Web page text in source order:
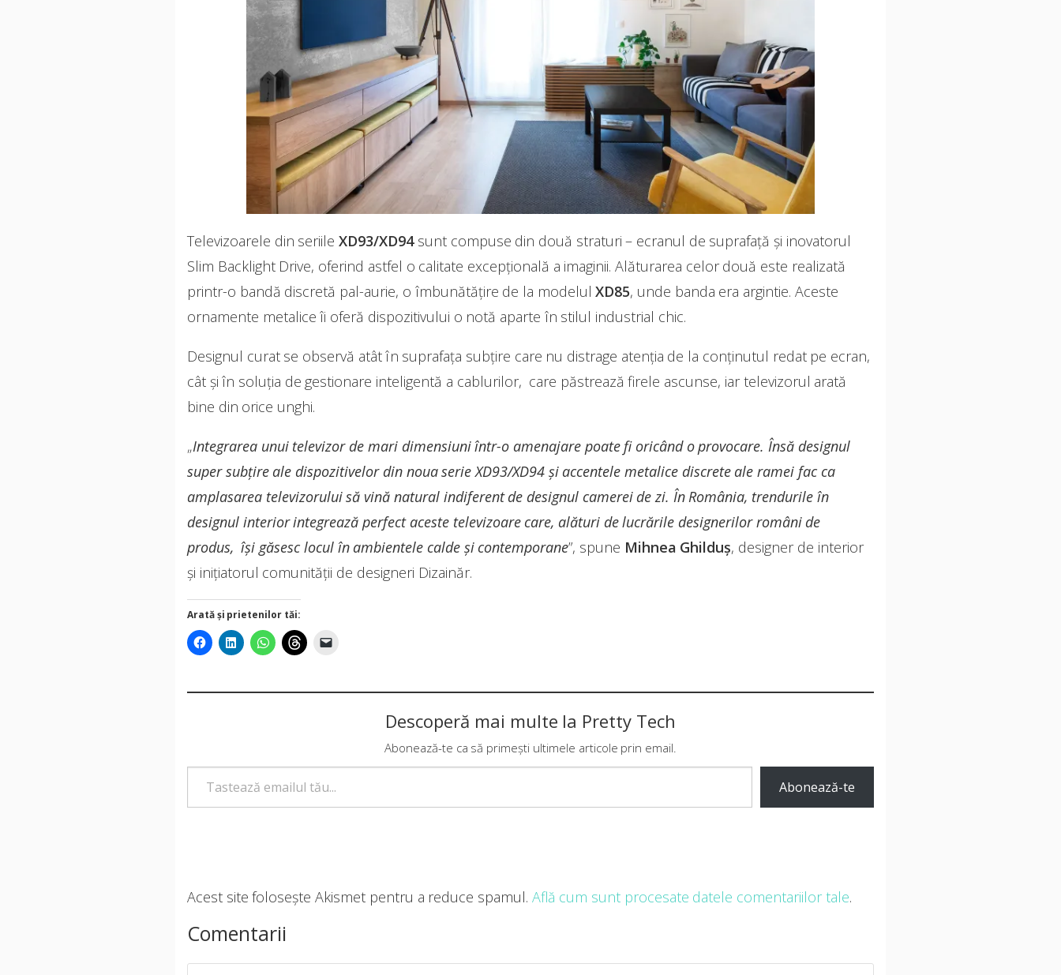
Televizoarele din seriileXD93/XD94 sunt compuse din două straturi – ecranul de suprafață și inovatorul
Slim Backlight Drive, oferind astfel o calitate excepțională a imaginii. Alăturarea celor două este realizată
printr-o bandă discretă pal-aurie, o îmbunătățire de la modelulXD85, unde banda era argintie. Aceste
ornamente metalice îi oferă dispozitivului o notă aparte în stilul industrial chic.
Designul curat se observă atât în suprafaţa subțire care nu distrage atenția de la conținutul redat pe ecran,
cât şi în soluția de gestionare inteligentă a cablurilor, care păstrează firele ascunse, iar televizorul arată
bine din orice unghi.
„Integrarea unui televizor de mari dimensiuni într-o amenajare poate fi oricând o provocare. Însă designul
super subțire ale dispozitivelor din noua serie XD93/XD94 și accentele metalice discrete ale ramei fac ca
amplasarea televizorului să vină natural indiferent de designul camerei de zi. În România, trendurile în
designul interior integrează perfect aceste televizoare care, alături de lucrările designerilor români de
produs, își găsesc locul în ambientele calde și contemporane”, spune Mihnea Ghilduș, designer de interior
și inițiatorul comunității de designeri Dizainăr.
Arată și prietenilor tăi:
Descoperă mai multe la Pretty Tech
Abonează-te ca să primești ultimele articole prin email.
Tastează emailul tău...
Abonează-te
Comentarii
Acest site folosește Akismet pentru a reduce spamul. Află cum sunt procesate datele comentariilor tale.